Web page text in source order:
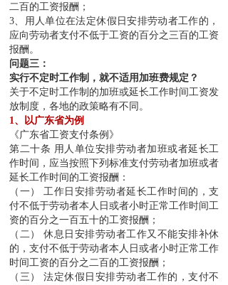
二百的工资报酬；
3、用人单位在法定休假日安排劳动者工作的，
应向劳动者支付不低于工资的百分之三百的工资
报酬。
问题三：
实行不定时工作制，就不适用加班费规定？
关于不定时工作制的加班或延长工作时间工资发
放制度，各地的政策略有不同。
1、以广东省为例
《广东省工资支付条例》
第二十条 用人单位安排劳动者加班或者延长工
作时间，应当按照下列标准支付劳动者加班或者
延长工作时间的工资报酬：
（一） 工作日安排劳动者延长工作时间的，支
付不低于劳动者本人日或者小时正常工作时间工
资的百分之一百五十的工资报酬；
（二） 休息日安排劳动者工作又不能安排补休
的，支付不低于劳动者本人日或者小时正常工作
时间工资的百分之二百的工资报酬；
（三） 法定休假日安排劳动者工作的，支付不